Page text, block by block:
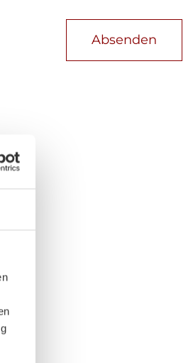
Absenden